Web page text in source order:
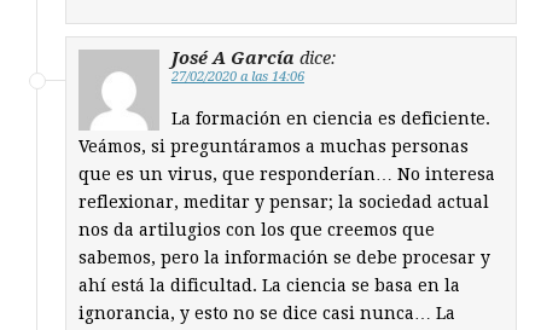
José A García dice:
27/02/2020 a las 14:06
La formación en ciencia es deficiente.
Veámos, si preguntáramos a muchas personas
que es un virus, que responderían… No interesa
reflexionar, meditar y pensar; la sociedad actual
nos da artilugios con los que creemos que
sabemos, pero la información se debe procesar y
ahí está la dificultad. La ciencia se basa en la
ignorancia, y esto no se dice casi nunca… La